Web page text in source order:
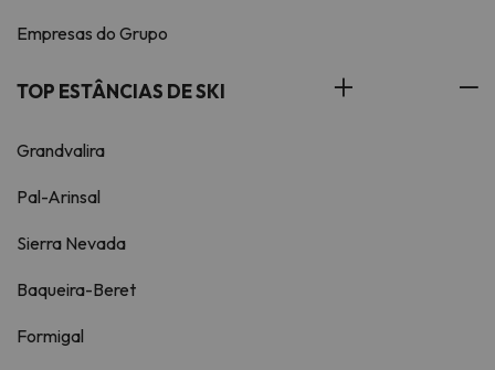
Empresas do Grupo
TOP ESTÂNCIAS DE SKI
Grandvalira
Pal-Arinsal
Sierra Nevada
Baqueira-Beret
Formigal